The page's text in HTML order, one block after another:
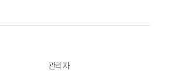
관리자